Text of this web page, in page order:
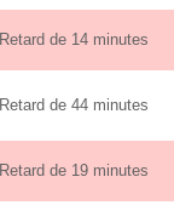
Retard de 14 minutes
Retard de 44 minutes
Retard de 19 minutes